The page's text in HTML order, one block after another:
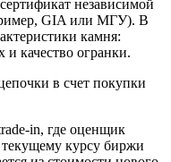
независимой
GIA или МГУ). В
камня:
и качество огранки.
в счет покупки
in, где оценщик
курсу биржи